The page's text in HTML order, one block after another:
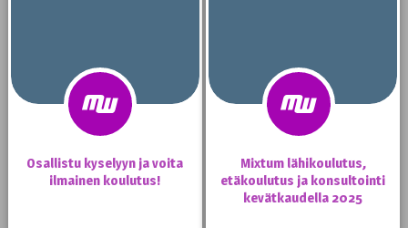
Osallistu kyselyyn ja voita
ilmainen koulutus!
Mixtum lähikoulutus,
etäkoulutus ja konsultointi
kevätkaudella 2025